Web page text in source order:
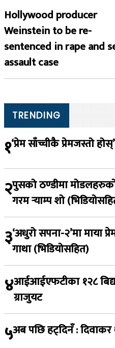
Hollywood producer
Weinstein to be re-
sentenced in rape and
assault case
TRENDING
१‘प्रेम साँच्चीकै प्रेमजस्तो होस्’
२पुसको ठण्डीमा
गरम र्‍याम्प शो
३‘अधुरो सपना-२’मा माया
गाथा (भिडियोसहित)
४आईआईएफटीका १२८
ग्राजुयट
५अब पछि हट्दिनँ : दिवाकर